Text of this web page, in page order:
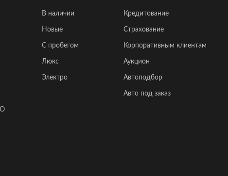
В наличии
Новые
C пробегом
Люкс
Электро
Кредитование
Страхование
Корпоративным клиентам
Аукцион
Автоподбор
Авто под заказ